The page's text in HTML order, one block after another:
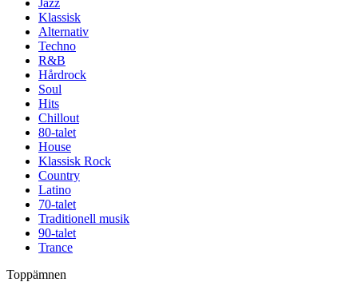
Jazz
Klassisk
Alternativ
Techno
R&B
Hårdrock
Soul
Hits
Chillout
80-talet
House
Klassisk Rock
Country
Latino
70-talet
Traditionell musik
90-talet
Trance
Toppämnen